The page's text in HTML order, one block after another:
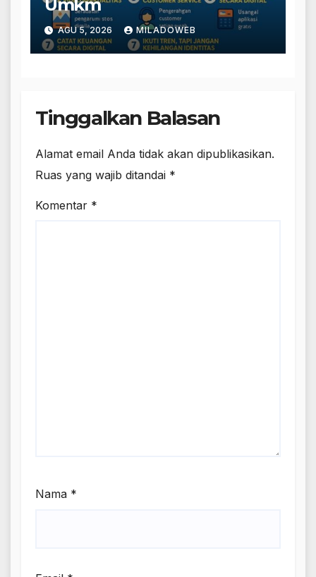
Umkm
AGU 5, 2026 MILADOWEB
Tinggalkan Balasan
Alamat email Anda tidak akan dipublikasikan.
Ruas yang wajib ditandai *
Komentar *
Nama *